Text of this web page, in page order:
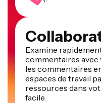
Examine
commentaires
les commentaires
espaces de travail
ressources dans
facile.